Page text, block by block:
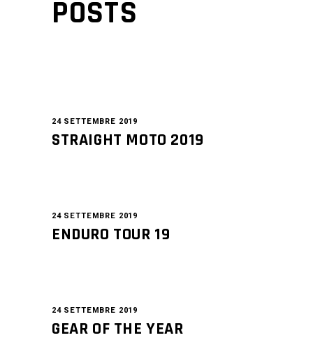
POSTS
24 SETTEMBRE 2019
STRAIGHT MOTO 2019
24 SETTEMBRE 2019
ENDURO TOUR 19
24 SETTEMBRE 2019
GEAR OF THE YEAR